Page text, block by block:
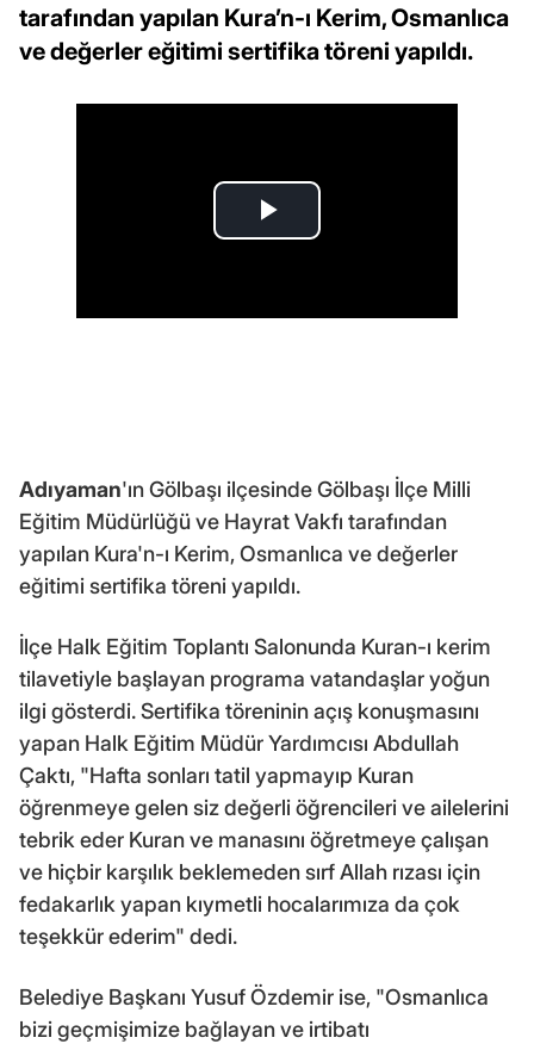
tarafından yapılan Kura’n-ı Kerim, Osmanlıca
ve değerler eğitimi sertifika töreni yapıldı.
Adıyaman'ın Gölbaşı ilçesinde Gölbaşı İlçe Milli
Eğitim Müdürlüğü ve Hayrat Vakfı tarafından
yapılan Kura'n-ı Kerim, Osmanlıca ve değerler
eğitimi sertifika töreni yapıldı.
İlçe Halk Eğitim Toplantı Salonunda Kuran-ı kerim
tilavetiyle başlayan programa vatandaşlar yoğun
ilgi gösterdi. Sertifika töreninin açış konuşmasını
yapan Halk Eğitim Müdür Yardımcısı Abdullah
Çaktı, "Hafta sonları tatil yapmayıp Kuran
öğrenmeye gelen siz değerli öğrencileri ve ailelerini
tebrik eder Kuran ve manasını öğretmeye çalışan
ve hiçbir karşılık beklemeden sırf Allah rızası için
fedakarlık yapan kıymetli hocalarımıza da çok
teşekkür ederim" dedi.
Belediye Başkanı Yusuf Özdemir ise, "Osmanlıca
bizi geçmişimize bağlayan ve irtibatı